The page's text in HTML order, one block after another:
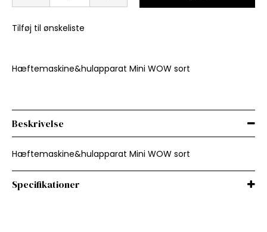
Tilføj til ønskeliste
Hæftemaskine&hulapparat Mini WOW sort
Beskrivelse
Hæftemaskine&hulapparat Mini WOW sort
Specifikationer